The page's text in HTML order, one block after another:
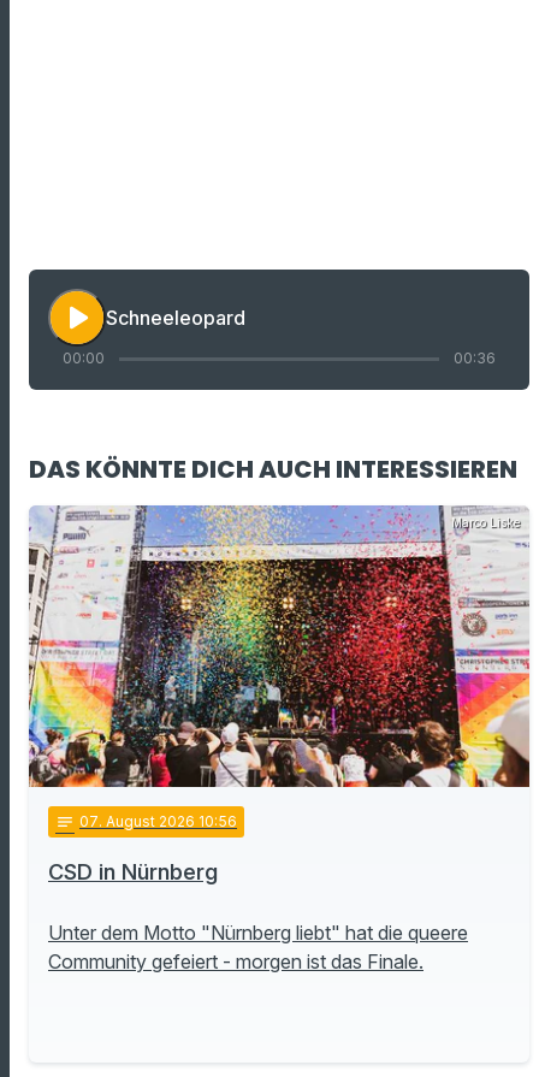
play_arrow Schneeleopard
00:00 00:36
DAS KÖNNTE DICH AUCH INTERESSIEREN
Marco Liske
notes 07. August 2026 10:56
CSD in Nürnberg
Unter dem Motto "Nürnberg liebt" hat die queere
Community gefeiert - morgen ist das Finale.